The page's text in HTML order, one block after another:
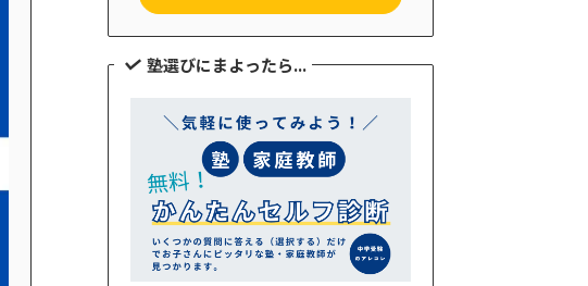
塾選びにまよったら...